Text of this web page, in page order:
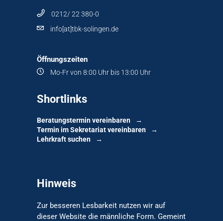
0212/ 22 380-0
info[at]tbk-solingen.de
Öffnungszeiten
Mo-Fr von 8:00 Uhr bis 13:00 Uhr
Shortlinks
Beratungstermin vereinbaren
Termin im Sekretariat vereinbaren
Lehrkraft suchen
Hinweis
Zur besseren Lesbarkeit nutzen wir auf
dieser Website die männliche Form. Gemeint